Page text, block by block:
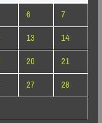
6
7
13
14
20
21
27
28